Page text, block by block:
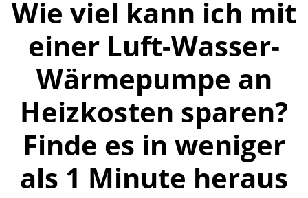
Wie viel kann ich mit
einer Luft-Wasser-
Wärmepumpe an
Heizkosten sparen?
Finde es in weniger
als 1 Minute heraus